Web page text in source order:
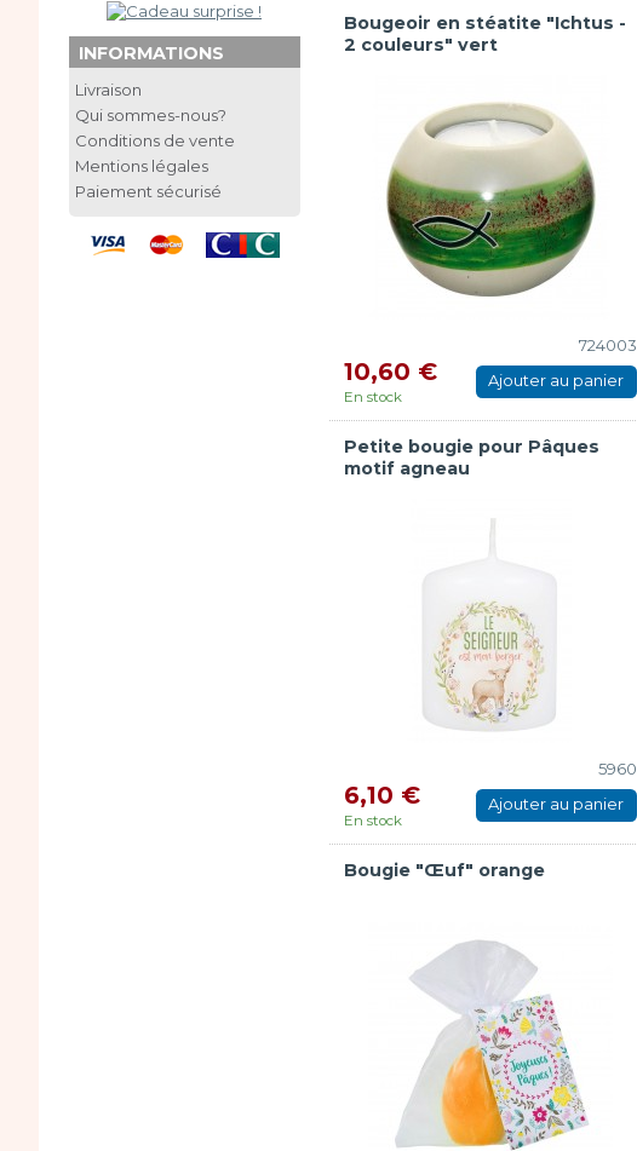
Bougeoir en stéatite "Ichtus -
2 couleurs" vert
724003
10,60 €
En stock
Ajouter au panier
Petite bougie pour Pâques
motif agneau
5960
6,10 €
En stock
Ajouter au panier
Bougie "Œuf" orange
INFORMATIONS
Livraison
Qui sommes-nous?
Conditions de vente
Mentions légales
Paiement sécurisé